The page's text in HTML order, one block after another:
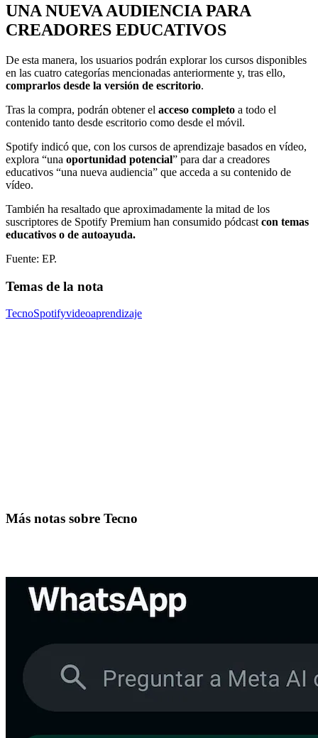
UNA NUEVA AUDIENCIA PARA
CREADORES EDUCATIVOS
De esta manera, los usuarios podrán explorar los cursos disponibles
en las cuatro categorías mencionadas anteriormente y, tras ello,
comprarlos desde la versión de escritorio.
Tras la compra, podrán obtener el acceso completo a todo el
contenido tanto desde escritorio como desde el móvil.
Spotify indicó que, con los cursos de aprendizaje basados en vídeo,
explora “una oportunidad potencial” para dar a creadores
educativos “una nueva audiencia” que acceda a su contenido de
vídeo.
También ha resaltado que aproximadamente la mitad de los
suscriptores de Spotify Premium han consumido pódcast con temas
educativos o de autoayuda.
Fuente: EP.
Temas de la nota
TecnoSpotifyvideoaprendizaje
Más notas sobre Tecno